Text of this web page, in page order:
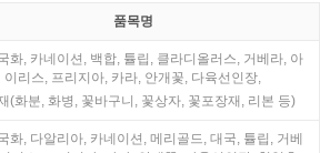
품목명
화, 카네이션, 백합, 튤립, 클라디올러스, 거베라, 아
이리스, 프리지아, 카라, 안개꽃, 다육선인장,
(화분, 화병, 꽃바구니, 꽃상자, 꽃포장재, 리본 등)
화, 다알리아, 카네이션, 메리골드, 대국, 튤립, 거베